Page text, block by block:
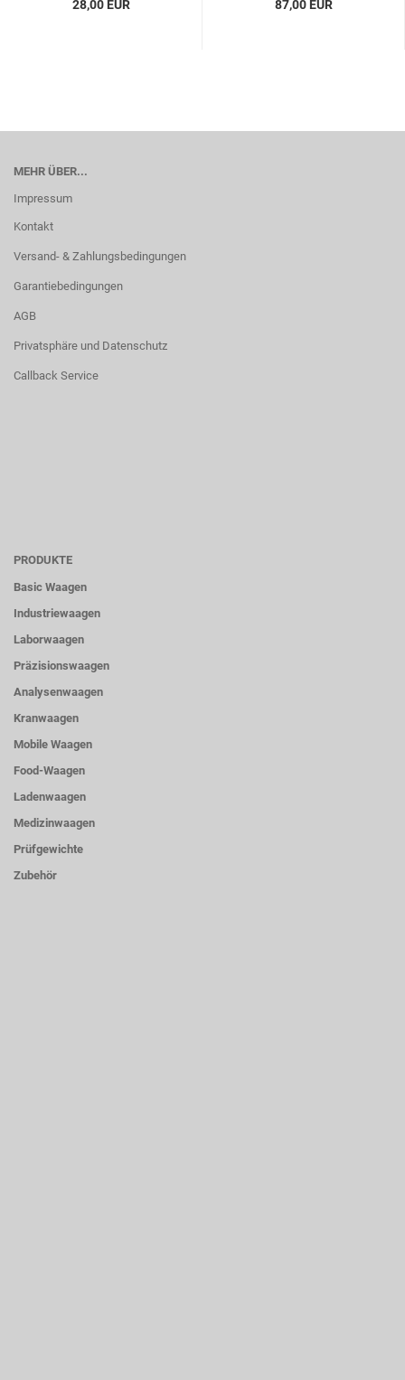
28,00 EUR 87,00 EUR
MEHR ÜBER...
Impressum
Kontakt
Versand- & Zahlungsbedingungen
Garantiebedingungen
AGB
Privatsphäre und Datenschutz
Callback Service
PRODUKTE
Basic Waagen
Industriewaagen
Laborwaagen
Präzisionswaagen
Analysenwaagen
Kranwaagen
Mobile Waagen
Food-Waagen
Ladenwaagen
Medizinwaagen
Prüfgewichte
Zubehör